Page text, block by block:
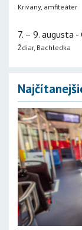
Krivany, amfiteáter
7. – 9. augusta
Ždiar, Bachledka